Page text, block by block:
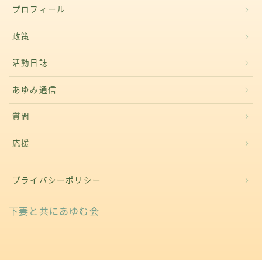
プロフィール
政策
活動日誌
あゆみ通信
質問
応援
プライバシーポリシー
下妻と共にあゆむ会